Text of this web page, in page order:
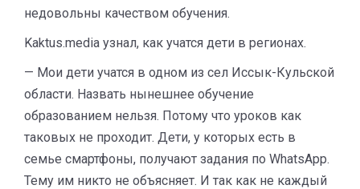
недовольны качеством обучения.
Kaktus.media узнал, как учатся дети в регионах.
— Мои дети учатся в одном из сел Иссык-Кульской
области. Назвать нынешнее обучение
образованием нельзя. Потому что уроков как
таковых не проходит. Дети, у которых есть в
семье смартфоны, получают задания по WhatsApp.
Тему им никто не объясняет. И так как не каждый